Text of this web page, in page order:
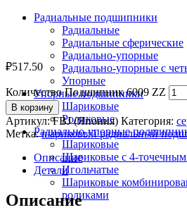
Радиальные подшипники
Радиальные
Радиальные сферические
Радиально-упорные
Радиально-упорные с
Упорные
Упорные подшипники
Шариковые
Роликовые
Радиально-упорные
Шариковые
Шариковые с 4-точечным
Игольчатые
Шариковые
роликами
₽517.50
Количество Подшипник 6009 ZZ
В корзину
Артикул:FBJ (Япония) Категория:
Метка:шариковый радиальный
Описание
Детали
Описание